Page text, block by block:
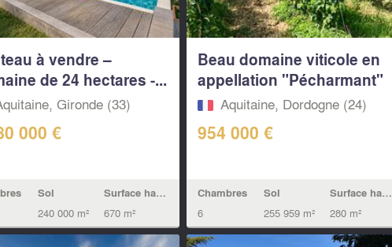
à vendre –
de 24 hectares -...
Gironde (33)
000 €
Sol
240 000 m²
Surface habitable
670 m²
Beau domaine viticole en
appellation "Pécharmant"
Aquitaine, Dordogne (24)
954 000 €
Chambres
6
Sol
255 959 m²
Surface habitable
280 m²